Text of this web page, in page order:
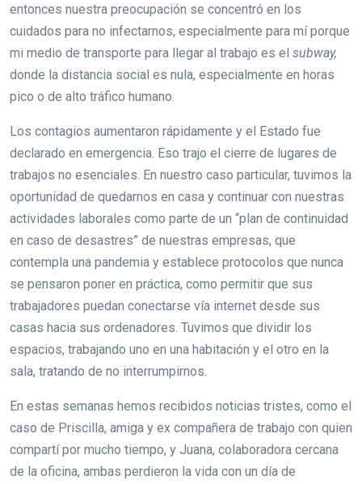
entonces nuestra preocupación se concentró en los
cuidados para no infectarnos, especialmente para mí porque
mi medio de transporte para llegar al trabajo es el subway,
donde la distancia social es nula, especialmente en horas
pico o de alto tráfico humano.
Los contagios aumentaron rápidamente y el Estado fue
declarado en emergencia. Eso trajo el cierre de lugares de
trabajos no esenciales. En nuestro caso particular, tuvimos la
oportunidad de quedarnos en casa y continuar con nuestras
actividades laborales como parte de un “plan de continuidad
en caso de desastres” de nuestras empresas, que
contempla una pandemia y establece protocolos que nunca
se pensaron poner en práctica, como permitir que sus
trabajadores puedan conectarse vía internet desde sus
casas hacia sus ordenadores. Tuvimos que dividir los
espacios, trabajando uno en una habitación y el otro en la
sala, tratando de no interrumpirnos.
En estas semanas hemos recibidos noticias tristes, como el
caso de Priscilla, amiga y ex compañera de trabajo con quien
compartí por mucho tiempo, y Juana, colaboradora cercana
de la oficina, ambas perdieron la vida con un día de